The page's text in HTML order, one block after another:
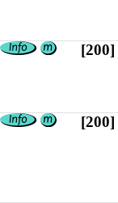
[200]
[200]